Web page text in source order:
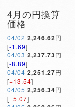
4月の円換算
価格
04/02 2,246.62円
[-1.69]
04/03 2,237.73円
[-8.89]
04/04 2,251.27円
[+13.54]
04/05 2,256.34円
[+5.07]